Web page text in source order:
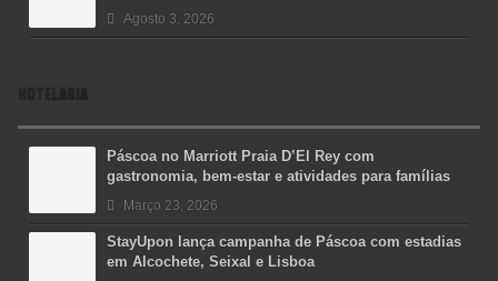
Agosto 3, 2026
HOTELARIA
Páscoa no Marriott Praia D’El Rey com
gastronomia, bem-estar e atividades para famílias
Março 23, 2026
StayUpon lança campanha de Páscoa com estadias
em Alcochete, Seixal e Lisboa